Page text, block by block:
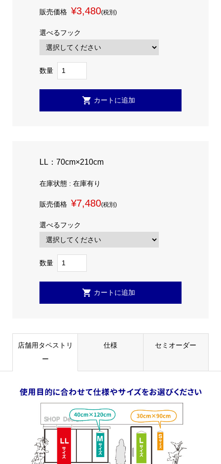
販売価格 ¥3,480(税別)
選べるフック
数量
LL：70cm×210cm
在庫状態 : 在庫有り
販売価格 ¥7,480(税別)
選べるフック
数量
店舗用タペストリ
ー
仕様 セミオーダー